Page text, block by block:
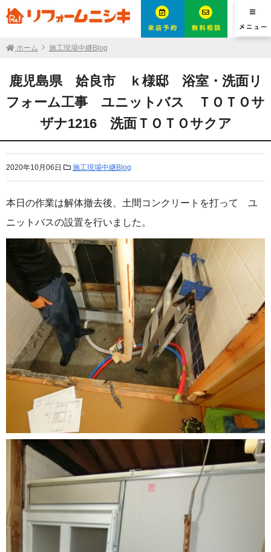
ホーム 施工現場中継Blog
鹿児島県 姶良市 ｋ様邸 浴室・洗面リ
フォーム工事 ユニットバス ＴＯＴＯサ
ザナ1216 洗面ＴＯＴＯサクア
2020年10月06日 施工現場中継Blog
本日の作業は解体撤去後、土間コンクリートを打って ユ
ニットバスの設置を行いました。